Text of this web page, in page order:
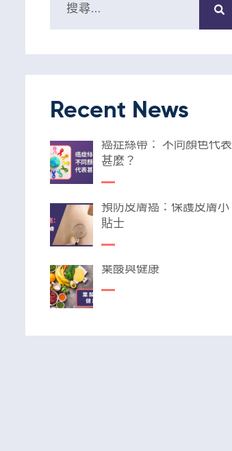
Recent News
癌症絲帶： 不同顏色代表
甚麼？
預防皮膚癌：保護皮膚小
貼士
葉酸與健康